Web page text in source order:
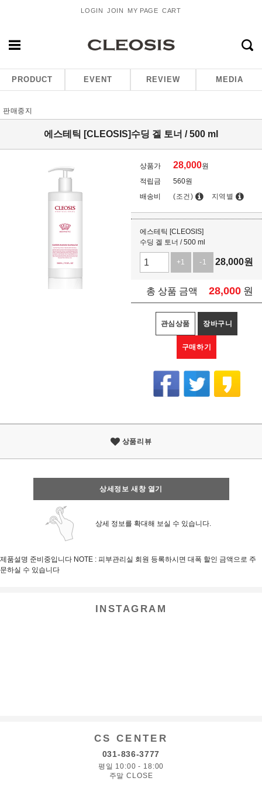
LOGIN JOIN MY PAGE CART
PRODUCT EVENT REVIEW MEDIA
판매중지
에스테틱 [CLEOSIS]수딩 겔 토너 / 500 ml
상품가 28,000원
적립금
560원
배송비
(조건) 지역별
에스테틱 [CLEOSIS]
수딩 겔 토너 / 500 ml
+1 -1 28,000원
총 상품 금액 28,000 원
관심상품 장바구니
구매하기
상품리뷰
상세정보 새창 열기
상세 정보를 확대해 보실 수 있습니다.
제품설명 준비중입니다 NOTE : 피부관리실 회원 등록하시면 대폭 할인 금액으로 주
문하실 수 있습니다
INSTAGRAM
CS CENTER
031-836-3777
평일 10:00 - 18:00
주말 CLOSE